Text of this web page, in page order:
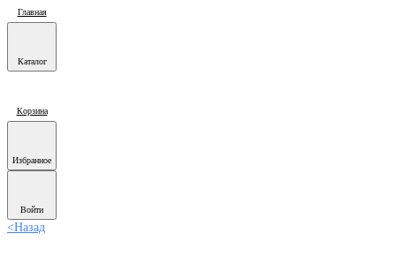
Главная
Каталог
Корзина
Избранное
Войти
<Назад